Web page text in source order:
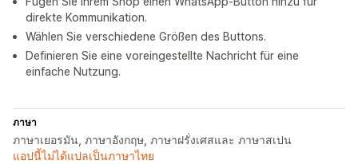
direkte Kommunikation.
Wählen Sie verschiedene Größen des Buttons.
Definieren Sie eine voreingestellte Nachricht für eine
einfache Nutzung.
ภาษา
ภาษาเยอรมัน, ภาษาอังกฤษ, ภาษาฝรั่งเศสและ ภาษาสเปน
แอปนี้ไม่ได้แปลเป็นภาษาไทย